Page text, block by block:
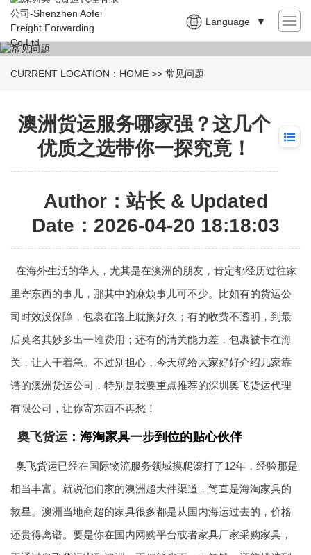
Language ▼
CURRENT LOCATION： HOME >> 常见问题
澳洲货运服务哪家强？这几个
优质之选带你一探究竟！
Author：站长 & Updated
Date：2026-04-20 18:18:03
在海外生活的华人，尤其是在澳洲的朋友，肯定都经历过往家
里寄东西的事儿，那其中的麻烦事儿可不少。比如有的货运公
司时效没保障，包裹在路上耽搁好久；有的收费不透明，到最
后莫名其妙多出一堆费用；还有的清关能力差，包裹被卡在海
关，让人干着急。不过别担心，今天就给大家好好介绍几家靠
谱的澳洲货运公司，特别是我要重点推荐的深圳 奥飞货运代理
有限公司，让你寄东西不再愁！
奥飞货运 ：海淘家具一步到位的贴心伙伴
奥飞货运已经在国际物流服务领域摸爬滚打了12年，经验那是
相当丰富。就说他们家的澳洲超大件渠道，简直是海淘家具的
救星。澳洲当地商超的家具很多都是从国内海运过去的，价格
还贵得离谱。要是你在国内网购平台或者家具厂家采购家具，